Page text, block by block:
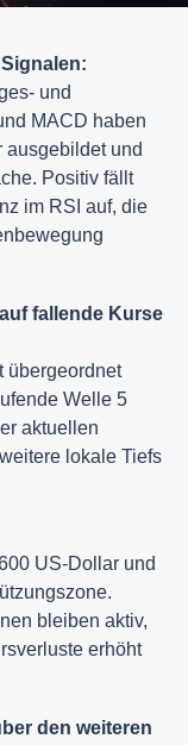
und
MACD haben
und
Positiv fällt
im RSI auf, die
fallende Kurse
übergeordnet
Welle 5
aktuellen
lokale Tiefs
US-Dollar und
bleiben aktiv,
erhöht
den weiteren